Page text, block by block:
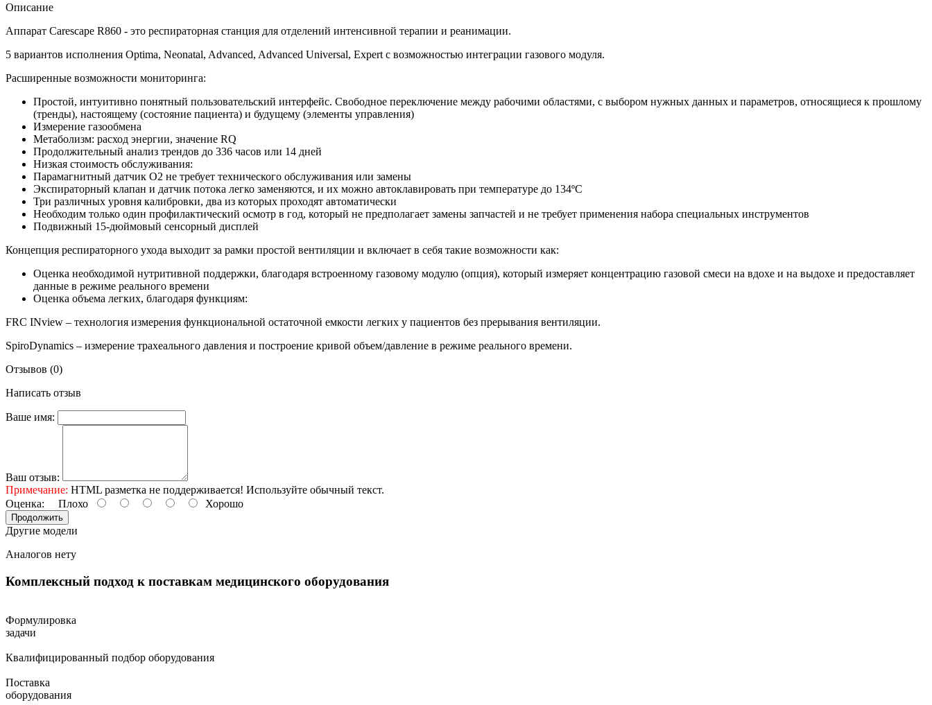
Описание
Аппарат Carescape R860 - это респираторная станция для отделений интенсивной терапии и реанимации.
5 вариантов исполнения Optima, Neonatal, Advanced, Advanced Universal, Expert с возможностью интеграции газового модуля.
Расширенные возможности мониторинга:
Простой, интуитивно понятный пользовательский интерфейс. Свободное переключение между рабочими областями, с выбором нужных данных и параметров, относящиеся к прошлому
(тренды), настоящему (состояние пациента) и будущему (элементы управления)
Измерение газообмена
Метаболизм: расход энергии, значение RQ
Продолжительный анализ трендов до 336 часов или 14 дней
Низкая стоимость обслуживания:
Парамагнитный датчик О2 не требует технического обслуживания или замены
Экспираторный клапан и датчик потока легко заменяются, и их можно автоклавировать при температуре до 134ºС
Три различных уровня калибровки, два из которых проходят автоматически
Необходим только один профилактический осмотр в год, который не предполагает замены запчастей и не требует применения набора специальных инструментов
Подвижный 15-дюймовый сенсорный дисплей
Концепция респираторного ухода выходит за рамки простой вентиляции и включает в себя такие возможности как:
Оценка необходимой нутритивной поддержки, благодаря встроенному газовому модулю (опция), который измеряет концентрацию газовой смеси на вдохе и на выдохе и предоставляет
данные в режиме реального времени
Оценка объема легких, благодаря функциям:
FRC INview – технология измерения функциональной остаточной емкости легких у пациентов без прерывания вентиляции.
SpiroDynamics – измерение трахеального давления и построение кривой объем/давление в режиме реального времени.
Отзывов (0)
Написать отзыв
Ваше имя:
Ваш отзыв:
Примечание: HTML разметка не поддерживается! Используйте обычный текст.
Оценка: Плохо Хорошо
Продолжить
Другие модели
Аналогов нету
Комплексный подход к поставкам медицинского оборудования
Формулировка
задачи
Квалифицированный подбор оборудования
Поставка
оборудования